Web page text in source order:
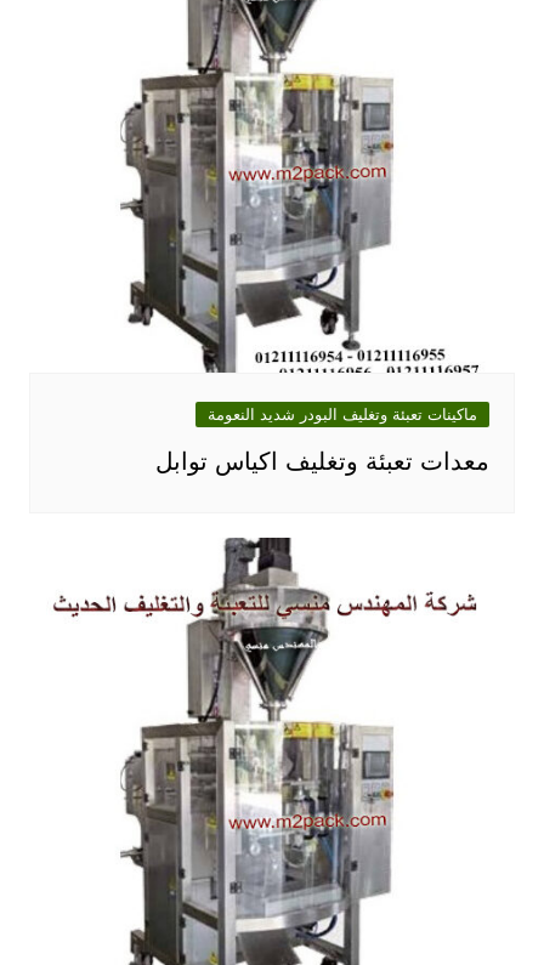
ماكينات تعبئة وتغليف البودر شديد النعومة
معدات تعبئة وتغليف اكياس توابل